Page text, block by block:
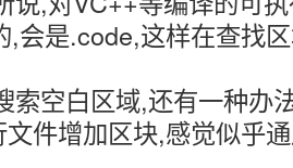
,会是.code,这样在查找
索空白区域,还有一种办
件增加区块,感觉似乎